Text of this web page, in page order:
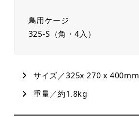
鳥用ケージ
325-S（角・4入）
サイズ／325x 270 x 400mm
重量／約1.8kg